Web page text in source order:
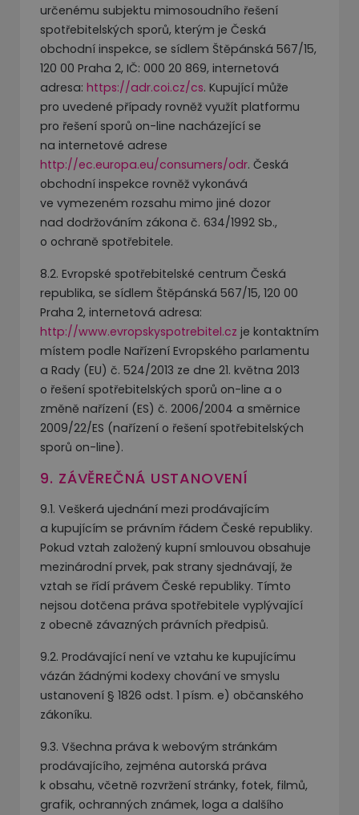
určenému subjektu mimosoudního řešení
spotřebitelských sporů, kterým je Česká
obchodní inspekce, se sídlem Štěpánská 567/15,
120 00 Praha 2, IČ: 000 20 869, internetová
adresa: https://adr.coi.cz/cs. Kupující může
pro uvedené případy rovněž využít platformu
pro řešení sporů on-line nacházející se
na internetové adrese
http://ec.europa.eu/consumers/odr. Česká
obchodní inspekce rovněž vykonává
ve vymezeném rozsahu mimo jiné dozor
nad dodržováním zákona č. 634/1992 Sb.,
o ochraně spotřebitele.
8.2. Evropské spotřebitelské centrum Česká
republika, se sídlem Štěpánská 567/15, 120 00
Praha 2, internetová adresa:
http://www.evropskyspotrebitel.cz je kontaktním
místem podle Nařízení Evropského parlamentu
a Rady (EU) č. 524/2013 ze dne 21. května 2013
o řešení spotřebitelských sporů on-line a o
změně nařízení (ES) č. 2006/2004 a směrnice
2009/22/ES (nařízení o řešení spotřebitelských
sporů on-line).
9. ZÁVĚREČNÁ USTANOVENÍ
9.1. Veškerá ujednání mezi prodávajícím
a kupujícím se právním řádem České republiky.
Pokud vztah založený kupní smlouvou obsahuje
mezinárodní prvek, pak strany sjednávají, že
vztah se řídí právem České republiky. Tímto
nejsou dotčena práva spotřebitele vyplývající
z obecně závazných právních předpisů.
9.2. Prodávající není ve vztahu ke kupujícímu
vázán žádnými kodexy chování ve smyslu
ustanovení § 1826 odst. 1 písm. e) občanského
zákoníku.
9.3. Všechna práva k webovým stránkám
prodávajícího, zejména autorská práva
k obsahu, včetně rozvržení stránky, fotek, filmů,
grafik, ochranných známek, loga a dalšího